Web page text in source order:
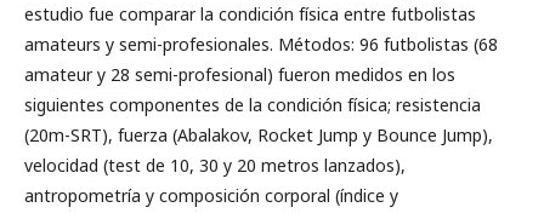
estudio fue comparar la condición física entre futbolistas
amateurs y semi-profesionales. Métodos: 96 futbolistas (68
amateur y 28 semi-profesional) fueron medidos en los
siguientes componentes de la condición física; resistencia
(20m-SRT), fuerza (Abalakov, Rocket Jump y Bounce Jump),
velocidad (test de 10, 30 y 20 metros lanzados),
antropometría y composición corporal (índice y